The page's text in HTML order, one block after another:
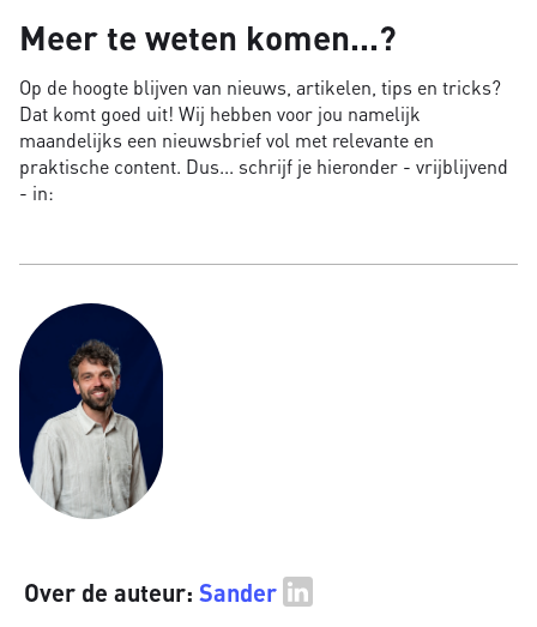
Meer te weten komen...?
Op de hoogte blijven van nieuws, artikelen, tips en tricks?
Dat komt goed uit! Wij hebben voor jou namelijk
maandelijks een nieuwsbrief vol met relevante en
praktische content. Dus... schrijf je hieronder - vrijblijvend
- in:
Over de auteur: Sander